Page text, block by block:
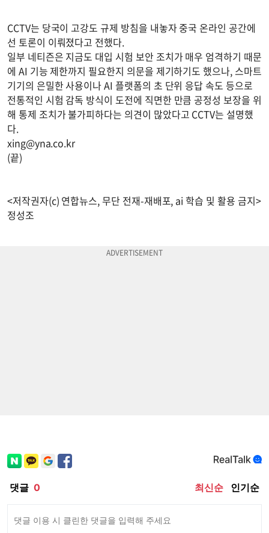
CCTV는 당국이 고강도 규제 방침을 내놓자 중국 온라인 공간에
선 토론이 이뤄졌다고 전했다.
일부 네티즌은 지금도 대입 시험 보안 조치가 매우 엄격하기 때문
에 AI 기능 제한까지 필요한지 의문을 제기하기도 했으나, 스마트
기기의 은밀한 사용이나 AI 플랫폼의 초 단위 응답 속도 등으로
전통적인 시험 감독 방식이 도전에 직면한 만큼 공정성 보장을 위
해 통제 조치가 불가피하다는 의견이 많았다고 CCTV는 설명했
다.
xing@yna.co.kr
(끝)
<저작권자(c) 연합뉴스, 무단 전재-재배포, ai 학습 및 활용 금지>
정성조